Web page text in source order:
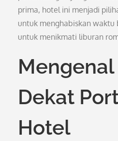
prima, hotel ini menjadi
untuk menghabiskan waktu
untuk menikmati liburan
Dekat
Hotel